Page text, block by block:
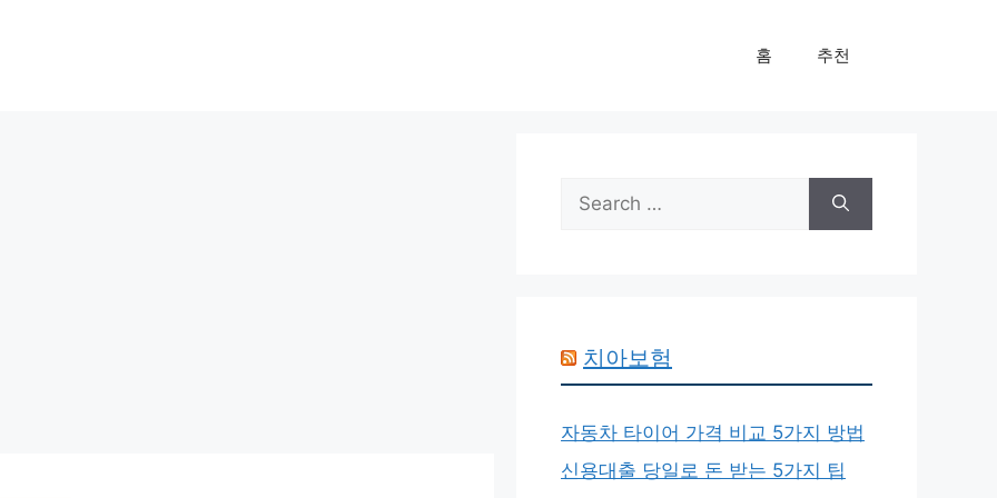
홈 추천
Search
for:
치아보험
자동차 타이어 가격 비교 5가지 방법
신용대출 당일로 돈 받는 5가지 팁